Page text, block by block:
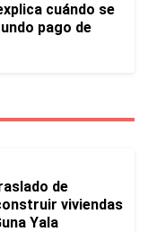
cuándo se
pago de
de
viviendas
Yala